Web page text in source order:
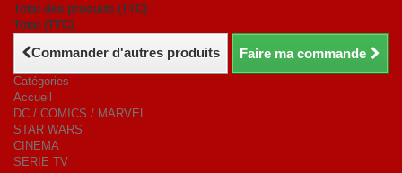
Total des produits (TTC)
Total (TTC)
Commander d'autres produits Faire ma commande
Catégories
Accueil
DC / COMICS / MARVEL
STAR WARS
CINEMA
SERIE TV